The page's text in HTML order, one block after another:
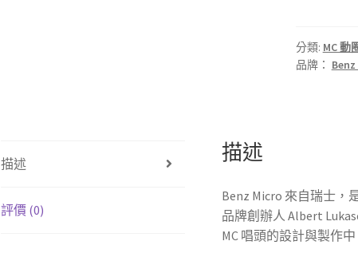
ZEBRA-
L
分類: MC 動
品牌：
描述
評價 (0)
描述
Benz Micro 來自瑞士，
品牌創辦人 Albert
MC 唱頭的設計與製作中